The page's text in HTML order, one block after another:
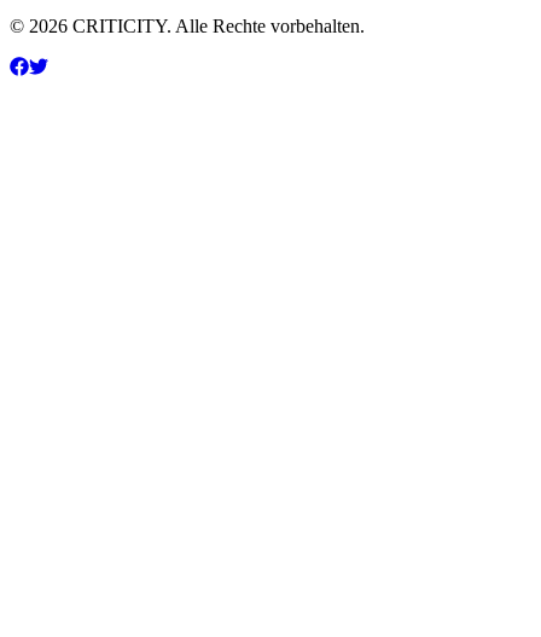
© 2026 CRITICITY. Alle Rechte vorbehalten.